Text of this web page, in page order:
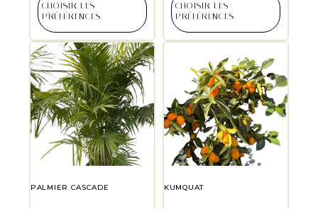
CHOISIR LES
PRÉFÉRENCES
CHOISIR LES
PRÉFÉRENCES
PALMIER CASCADE KUMQUAT